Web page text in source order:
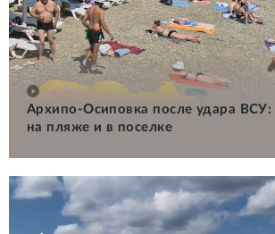
Архипо-Осиповка после удара ВСУ:
на пляже и в поселке